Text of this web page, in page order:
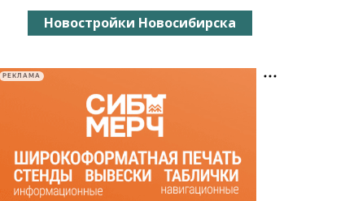
Новостройки Новосибирска
РЕКЛАМА